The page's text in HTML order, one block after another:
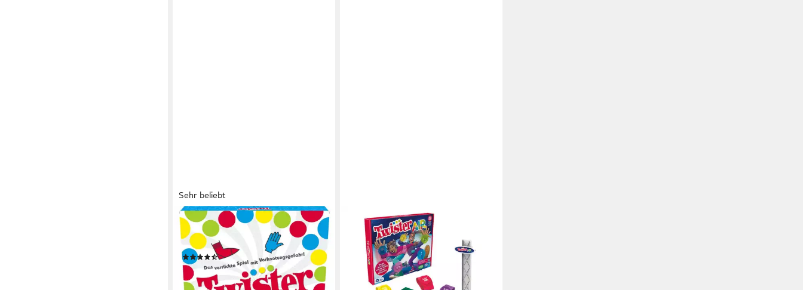
Sehr beliebt
HASBRO
Spiel Twister, das verrückte Spiel;
Made in Europe
(100)
ab 22,43 € UVP 26,99 €
-17%
HASBRO
Spielesammlung Twister Air
Gesellschaftsspiel Bewegung App
Partyspiel ab 8 Jahren, Twister Air
ab 26,99 €
lieferbar - in 3-4 Werktagen bei dir